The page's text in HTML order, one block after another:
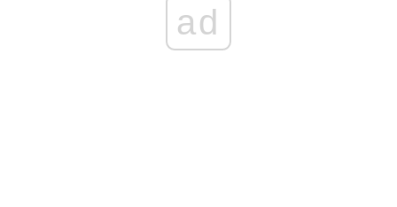
ad